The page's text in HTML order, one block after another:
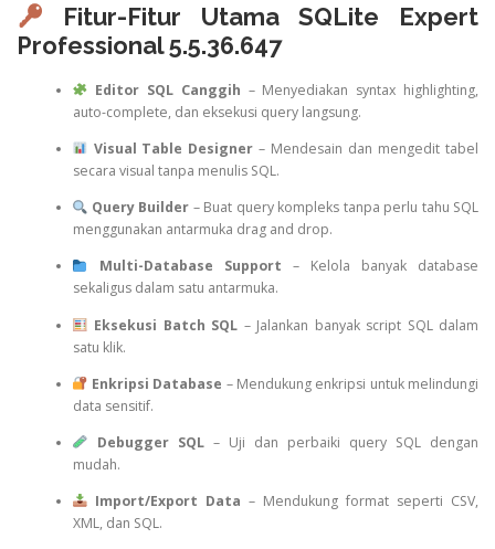
Fitur-Fitur Utama SQLite Expert
Professional 5.5.36.647
Editor SQL Canggih – Menyediakan syntax highlighting,
auto-complete, dan eksekusi query langsung.
Visual Table Designer – Mendesain dan mengedit tabel
secara visual tanpa menulis SQL.
Query Builder – Buat query kompleks tanpa perlu tahu SQL
menggunakan antarmuka drag and drop.
Multi-Database Support – Kelola banyak database
sekaligus dalam satu antarmuka.
Eksekusi Batch SQL – Jalankan banyak script SQL dalam
satu klik.
Enkripsi Database – Mendukung enkripsi untuk melindungi
data sensitif.
Debugger SQL– Uji dan perbaiki query SQL dengan
mudah.
Import/Export Data – Mendukung format seperti CSV,
XML, dan SQL.